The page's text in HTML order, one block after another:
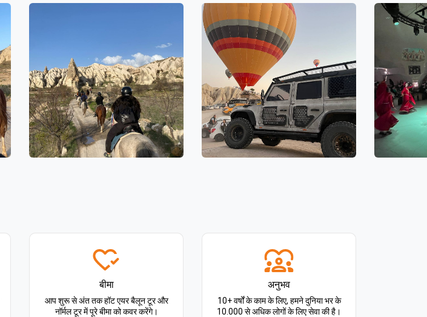
बीमा
आप शुरू से अंत तक हॉट एयर बैलून टूर और
नॉर्मल टूर में पूरे बीमा को कवर करेंगे।
अनुभव
10+ वर्षों के काम के लिए, हमने दुनिया भर के
10.000 से अधिक लोगों के लिए सेवा की है।